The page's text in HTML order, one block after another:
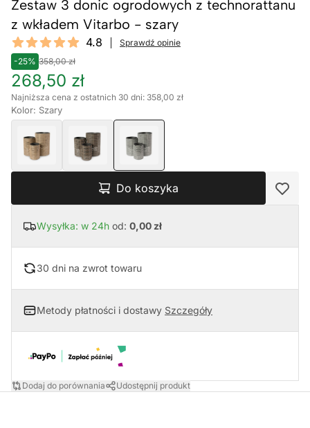
Zestaw 3 donic ogrodowych z technorattanu
z wkładem Vitarbo - szary
Reviews
4.8 out of 5 stars 4.8
Sprawdź opinie
-25% 358,00 zł
268,50 zł
Najniższa cena z ostatnich 30 dni: 358,00 zł
Kolor: Szary
Do koszyka
Wysyłka: w 24h od: 0,00 zł
30 dni na zwrot towaru
Metody płatności i dostawy Szczegóły
Dodaj do porównania Udostępnij produkt